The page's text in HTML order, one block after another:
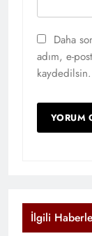
Daha
adım, e-
kaydedilsin.
İlgili